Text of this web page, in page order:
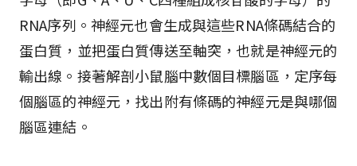
RNA序列。神經元也會生成與這些RNA條碼結合的
蛋白質，並把蛋白質傳送至軸突，也就是神經元的
輸出線。接著解剖小鼠腦中數個目標腦區，定序每
個腦區的神經元，找出附有條碼的神經元是與哪個
腦區連結。